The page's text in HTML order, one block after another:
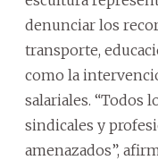
denunciar los
transporte,
como la
salariales. “Todos
sindicales y
amenazados”,